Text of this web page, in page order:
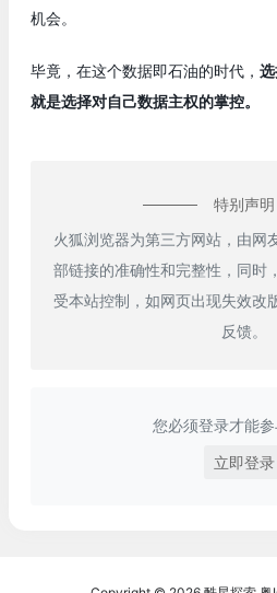
机会。
毕竟，在这个数据即石油的时代，
就是选择对自己数据主权的掌控。
特别声明
火狐浏览器为第三方网站，由网
部链接的准确性和完整性，同时
受本站控制，如网页出现失效改
反馈。
您必须登录才能参
立即登录